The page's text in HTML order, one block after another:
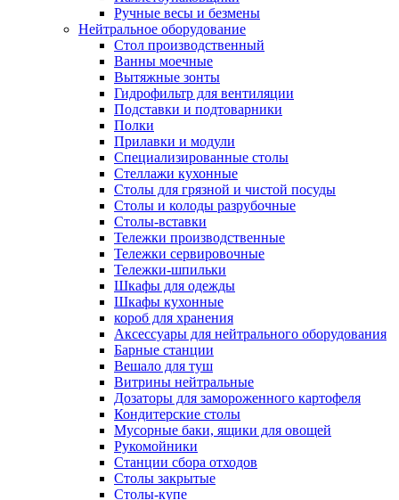
Ручные весы и безмены
Нейтральное оборудование
Cтол производственный
Ванны моечные
Вытяжные зонты
Гидрофильтр для вентиляции
Подставки и подтоварники
Полки
Прилавки и модули
Специализированные столы
Стеллажи кухонные
Столы для грязной и чистой посуды
Столы и колоды разрубочные
Столы-вставки
Тележки производственные
Тележки сервировочные
Тележки-шпильки
Шкафы для одежды
Шкафы кухонные
короб для хранения
Аксессуары для нейтрального оборудования
Барные станции
Вешало для туш
Витрины нейтральные
Дозаторы для замороженного картофеля
Кондитерские столы
Мусорные баки, ящики для овощей
Рукомойники
Станции сбора отходов
Столы закрытые
Столы-купе